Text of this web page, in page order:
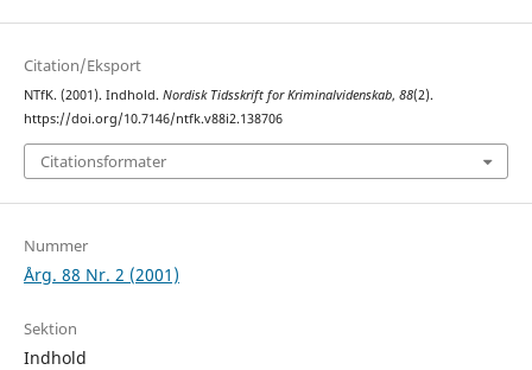
Citation/Eksport
NTfK. (2001). Indhold. Nordisk Tidsskrift for Kriminalvidenskab, 88(2).
https://doi.org/10.7146/ntfk.v88i2.138706
Citationsformater
Nummer
Årg. 88 Nr. 2 (2001)
Sektion
Indhold